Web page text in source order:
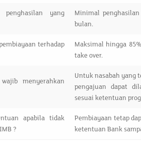
yang
Minimal
bulan.
terhadap
Maksimal hingga
take over.
menyerahkan
Untuk nasabah yang
pengajuan dapat
sesuai ketentuan
apabila tidak
?
Pembiayaan tetap
ketentuan Bank